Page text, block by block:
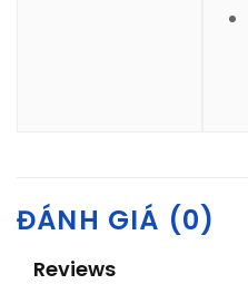
ĐÁNH GIÁ (0)
Reviews